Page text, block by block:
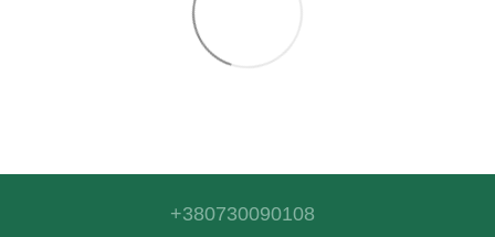
+380730090108